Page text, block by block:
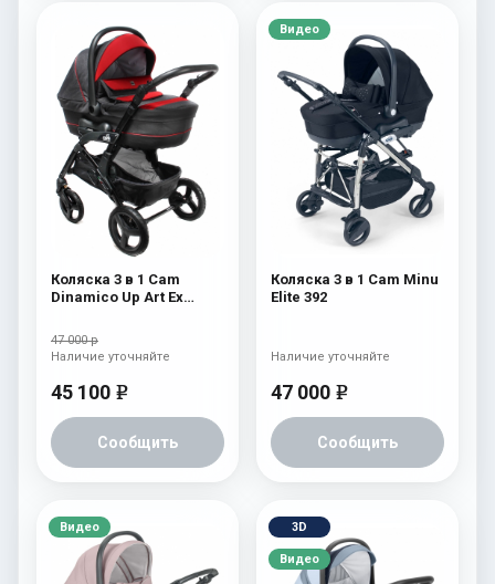
Коляска 3 в 1 Cam
Dinamico Up Art Ex
47 000 р
45 100 e
Сообщить
Наличие уточняйте
Видео
Коляска 3 в 1 Cam Minu
Elite 392
47 000 e
Сообщить
Наличие уточняйте
Видео 3D
Видео